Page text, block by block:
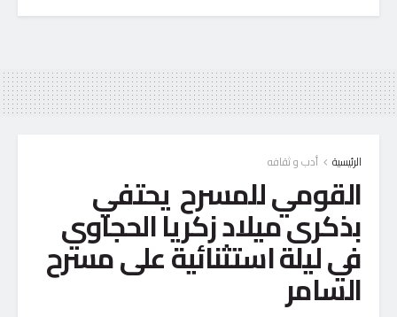
الرئيسية أدب و ثقافه
القومي للمسرح يحتفي
بذكرى ميلاد زكريا الحجاوي
في ليلة استثنائية على مسرح
السامر